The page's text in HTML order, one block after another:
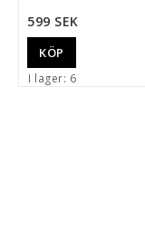
599 SEK
I lager: 6
KÖP